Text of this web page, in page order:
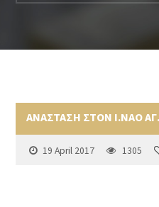
ΑΝΑΣΤΑΣΗ ΣΤΟΝ Ι.ΝΑΟ
19 April 2017 1305